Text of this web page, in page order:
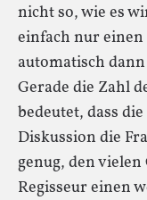
nicht so, wie es
einfach nur
automatisch
Gerade die Zahl
bedeutet, dass
Diskussion die
genug, den
Regisseur einen